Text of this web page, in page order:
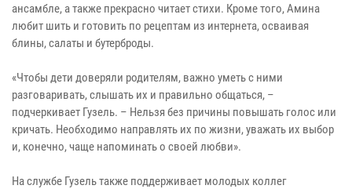
ансамбле, а также прекрасно читает стихи. Кроме того, Амина
любит шить и готовить по рецептам из интернета, осваивая
блины, салаты и бутерброды.
«Чтобы дети доверяли родителям, важно уметь с ними
разговаривать, слышать их и правильно общаться, –
подчеркивает Гузель. – Нельзя без причины повышать голос или
кричать. Необходимо направлять их по жизни, уважать их выбор
и, конечно, чаще напоминать о своей любви».
На службе Гузель также поддерживает молодых коллег